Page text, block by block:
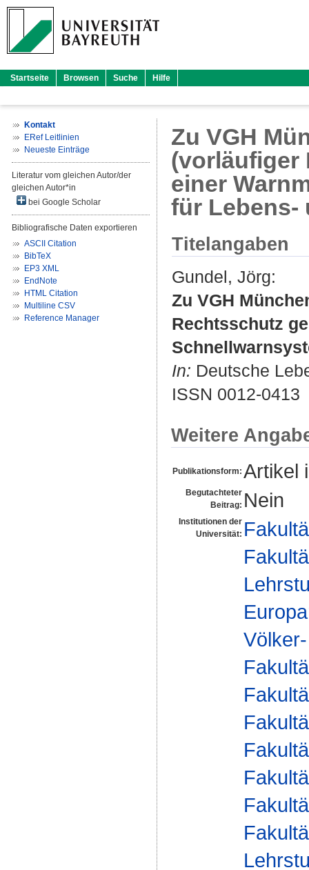
Startseite Browsen Suche Hilfe
Kontakt
ERef Leitlinien
Neueste Einträge
Literatur vom gleichen Autor/der
gleichen Autor*in
bei Google Scholar
Bibliografische Daten exportieren
ASCII Citation
BibTeX
EP3 XML
EndNote
HTML Citation
Multiline CSV
Reference Manager
Zu VGH
(vorläufiger
einer
für Lebens-
Titelangaben
Gundel, Jörg:
Zu VGH
Rechtsschutz
In: Deutsche
ISSN 0012-0413
Weitere
Publikationsform: Artikel
Begutachteter
Beitrag: Nein
Institutionen der
Universität: